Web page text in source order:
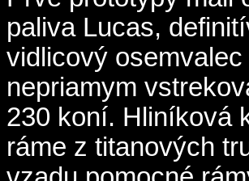
paliva Lucas,
vidlicový
nepriamym
230 koní. Hliníková
ráme z titanových